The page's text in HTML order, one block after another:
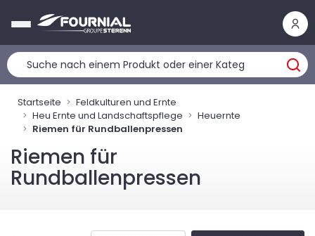
Startseite
Feldkulturen und Ernte
Heu Ernte und Landschaftspflege
Heuernte
Riemen für Rundballenpressen
Riemen für
Rundballenpressen